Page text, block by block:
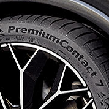
Varios
pasar con tu
usar?